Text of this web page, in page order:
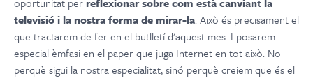
televisió i la nostra forma de mirar-la. Això és precisament el
que tractarem de fer en el butlletí d'aquest mes. I posarem
especial èmfasi en el paper que juga Internet en tot això. No
perquè sigui la nostra especialitat, sinó perquè creiem que és el